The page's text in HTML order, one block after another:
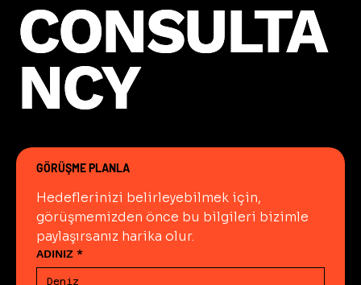
CONSULTA
NCY
CONSULTA
NCY
GÖRÜŞME PLANLA
Hedeflerinizi belirleyebilmek için,
görüşmemizden önce bu bilgileri bizimle
paylaşırsanız harika olur.
ADINIZ *